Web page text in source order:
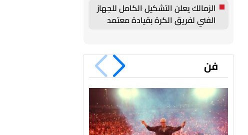
الزمالك يعلن التشكيل الكامل للجهاز
الفني لفريق الكرة بقيادة معتمد
جمال
فن